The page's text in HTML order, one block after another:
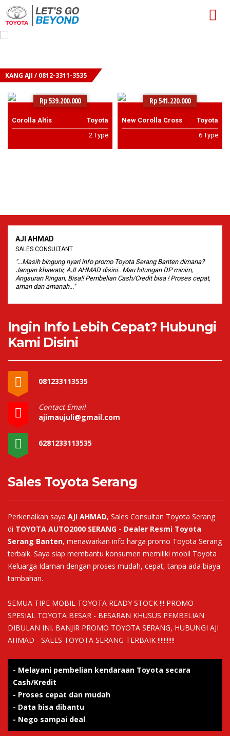
KANG AJI / 0812-3311-3535
Rp 539.200.000
Corolla Altis
Toyota
2 Type
Rp 541.220.000
New Corolla Cross
Toyota
6 Type
AJI AHMAD
SALES CONSULTANT
"...Masih bingung nyari info promo Toyota Serang Banten dimana?
Jangan khawatir, AJI AHMAD disini.. Mau hitungan DP minim,
Angsuran Ringan, Bisa!! Pembelian Cash/Credit bisa ! Proses cepat,
aman dan amanah..."
Ingin Info Lebih Cepat? Hubungi
Kami Disini
081233113535
Contact Email
ajimaujuli@gmail.com
6281233113535
Sales Toyota Serang
Perkenalkan saya AJI AHMAD, Sales Consultan Toyota Serang
di TOYOTA AUTO2000 SERANG - Dealer Resmi Toyota
Serang Banten, menawarkan info harga promo Toyota Serang
terbaik. Saya siap membantu konsumen memiliki mobil Toyota
Keluarga Idaman dengan proses mudah, cepat, tanpa ada biaya
tambahan.
SEMUA TIPE MOBIL TOYOTA READY STOCK !!! PROMO
SPESIAL TOYOTA BESAR - BESARAN KHUSUS PEMBELIAN
DIBULAN INI. BANJIR PROMO TOYOTA SERANG, HUBUNGI AJI
AHMAD - SALES TOYOTA SERANG TERBAIK !!!!!!!!!!!
- Melayani pembelian kendaraan Toyota secara
Cash/Kredit
- Proses cepat dan mudah
- Data bisa dibantu
- Nego sampai deal